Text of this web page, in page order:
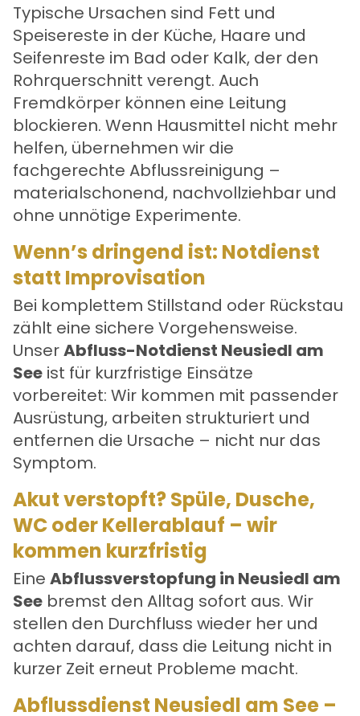
Typische Ursachen sind Fett und
Speisereste in der Küche, Haare und
Seifenreste im Bad oder Kalk, der den
Rohrquerschnitt verengt. Auch
Fremdkörper können eine Leitung
blockieren. Wenn Hausmittel nicht mehr
helfen, übernehmen wir die
fachgerechte Abflussreinigung –
materialschonend, nachvollziehbar und
ohne unnötige Experimente.
Wenn’s dringend ist: Notdienst
statt Improvisation
Bei komplettem Stillstand oder Rückstau
zählt eine sichere Vorgehensweise.
UnserAbfluss-Notdienst Neusiedl am
See ist für kurzfristige Einsätze
vorbereitet: Wir kommen mit passender
Ausrüstung, arbeiten strukturiert und
entfernen die Ursache – nicht nur das
Symptom.
Akut verstopft? Spüle, Dusche,
WC oder Kellerablauf – wir
kommen kurzfristig
Eine Abflussverstopfung in Neusiedl am
See bremst den Alltag sofort aus. Wir
stellen den Durchfluss wieder her und
achten darauf, dass die Leitung nicht in
kurzer Zeit erneut Probleme macht.
Abflussdienst Neusiedl am See –